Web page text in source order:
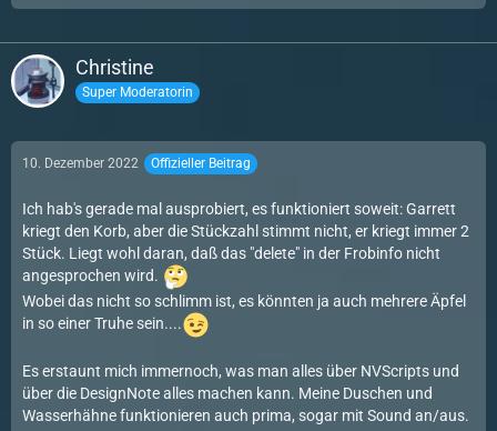
Christine
Super Moderatorin
10. Dezember 2022 Offizieller Beitrag
Ich hab's gerade mal ausprobiert, es funktioniert soweit: Garrett
kriegt den Korb, aber die Stückzahl stimmt nicht, er kriegt immer 2
Stück. Liegt wohl daran, daß das "delete" in der Frobinfo nicht
angesprochen wird.
Wobei das nicht so schlimm ist, es könnten ja auch mehrere Äpfel
in so einer Truhe sein....
Es erstaunt mich immernoch, was man alles über NVScripts und
über die DesignNote alles machen kann. Meine Duschen und
Wasserhähne funktionieren auch prima, sogar mit Sound an/aus.